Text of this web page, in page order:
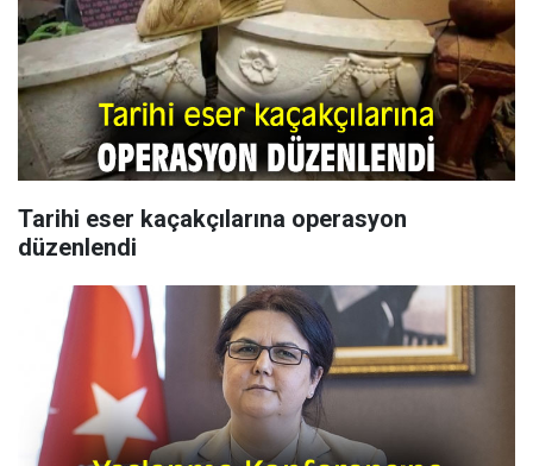
Tarihi eser kaçakçılarına operasyon
düzenlendi